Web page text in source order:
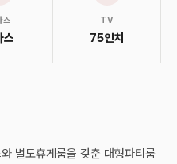
스
스
TV
75인치
별도휴게룸을 갖춘 대형파티룸